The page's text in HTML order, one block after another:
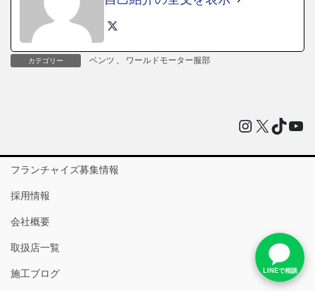
カテゴリー ベンツ 、 ワールドモーター服部
Instagram
X
LINEで相談
フランチャイズ募集情報
採用情報
会社概要
取扱店一覧
施工ブログ